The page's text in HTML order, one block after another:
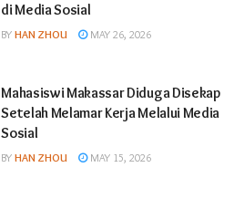
di Media Sosial
BY HAN ZHOU MAY 26, 2026
Mahasiswi Makassar Diduga Disekap
Setelah Melamar Kerja Melalui Media
Sosial
BY HAN ZHOU MAY 15, 2026